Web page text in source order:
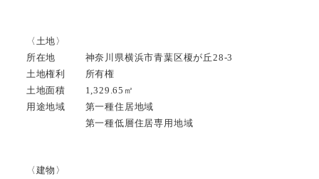
〈土地〉
所在地 神奈川県横浜市青葉区榎が丘28-3
土地権利 所有権
土地面積 1,329.65㎡
用途地域 第一種住居地域
第一種低層住居専用地域
〈建物〉